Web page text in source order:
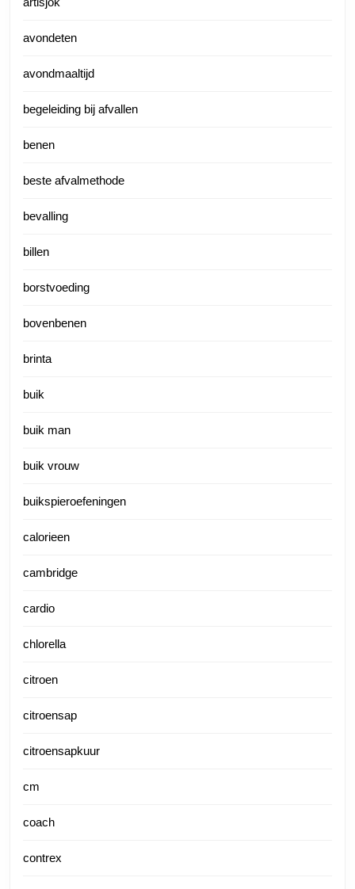
avondeten
avondmaaltijd
begeleiding bij afvallen
benen
beste afvalmethode
bevalling
billen
borstvoeding
bovenbenen
brinta
buik
buik man
buik vrouw
buikspieroefeningen
calorieen
cambridge
cardio
chlorella
citroen
citroensap
citroensapkuur
cm
coach
contrex